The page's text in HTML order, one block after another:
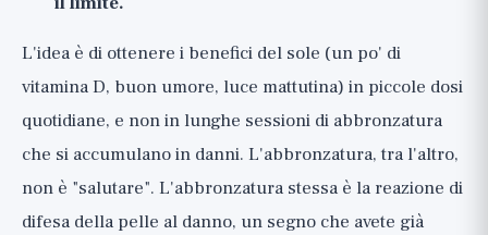
L'idea è di ottenere i benefici del sole (un po' di
vitamina D, buon umore, luce mattutina) in piccole dosi
quotidiane, e non in lunghe sessioni di abbronzatura
che si accumulano in danni. L'abbronzatura, tra l'altro,
non è "salutare". L'abbronzatura stessa è la reazione di
difesa della pelle al danno, un segno che avete già